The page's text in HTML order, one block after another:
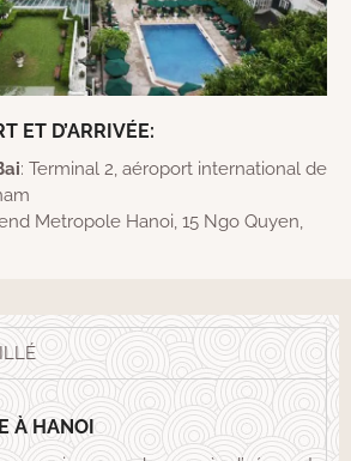
ET D’ARRIVÉE:
: Terminal 2, aéroport international de
Metropole Hanoi, 15 Ngo Quyen,
À HANOI